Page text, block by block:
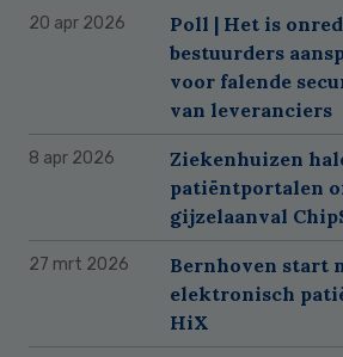
20 apr 2026
Poll | Het is
bestuurders
voor falende
van leveranciers
8 apr 2026
Ziekenhuizen
patiëntportalen
gijzelaanval
27 mrt 2026
Bernhoven start
elektronisch
HiX